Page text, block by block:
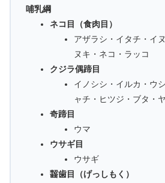
哺乳綱
ネコ目（食肉目）
アザラシ・イタチ・イ
ヌキ・ネコ・ラッコ
クジラ偶蹄目
イノシシ・イルカ・ウ
ャチ・ヒツジ・ブタ・
奇蹄目
ウマ
ウサギ目
ウサギ
齧歯目（げっしもく）